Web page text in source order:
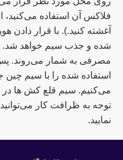
فلاکس آن استفاده می‌کنید،
آغشته کنید.). با قرار دادن
شده و جذب سیم خواهد شد.
مصرفی به شمار می‌روند.
استفاده شده را با سیم چین
می‌کنیم. سیم قلع کش ها در
توجه به ظرافت کار
نمایید.